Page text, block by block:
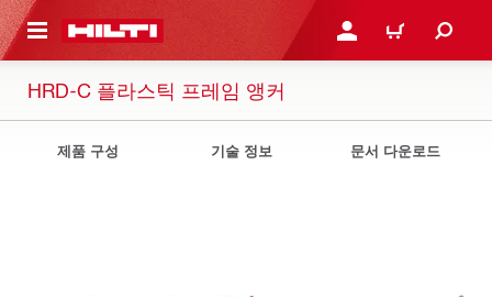
으로 건너뛰기 로그인 또는 회원가입
장바구니
HRD-C 플라스틱 프레임 앵커
제품 구성 기술 정보 문서 다운로드